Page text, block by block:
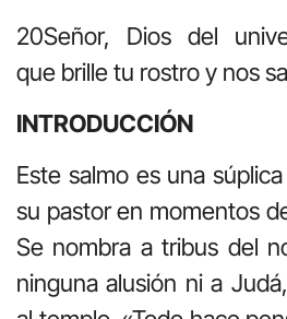
20Señor, Dios del
que brille tu rostro y nos
INTRODUCCIÓN
Este salmo es una
su pastor en momentos
Se nombra a tribus del
ninguna alusión ni a